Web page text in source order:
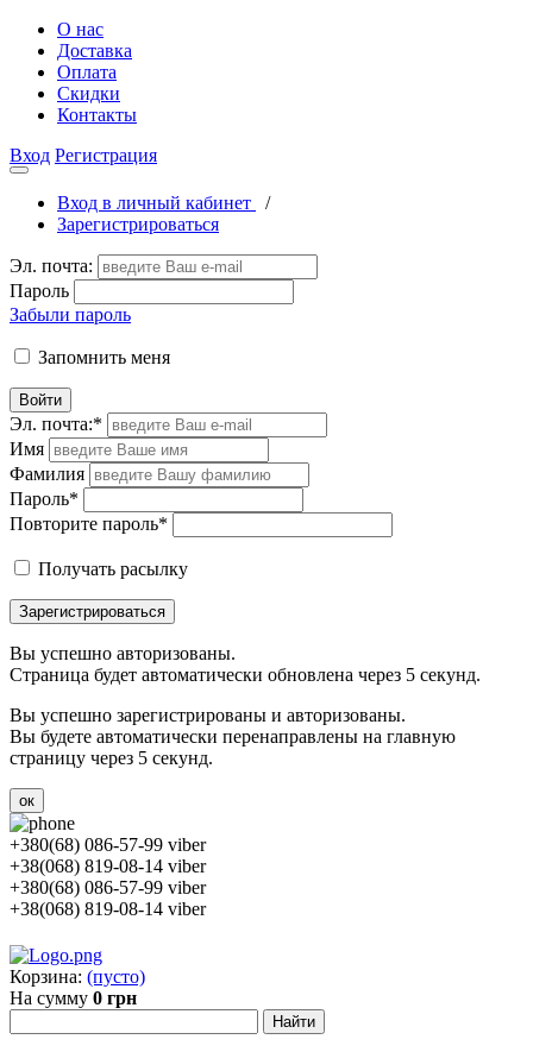
О нас
Доставка
Оплата
Скидки
Контакты
Вход Регистрация
Вход в личный кабинет
/
Зарегистрироваться
Эл. почта:
Пароль
Забыли пароль
Запомнить меня
Войти
Эл. почта:*
Имя
Фамилия
Пароль*
Повторите пароль*
Получать расылку
Зарегистрироваться
Вы успешно авторизованы.
Страница будет автоматически обновлена через 5 секунд.
Вы успешно зарегистрированы и авторизованы.
Вы будете автоматически перенаправлены на главную
страницу через 5 секунд.
ок
+380(68) 086-57-99 viber
+38(068) 819-08-14 viber
+380(68) 086-57-99 viber
+38(068) 819-08-14 viber
Корзина: (пусто)
На сумму 0 грн